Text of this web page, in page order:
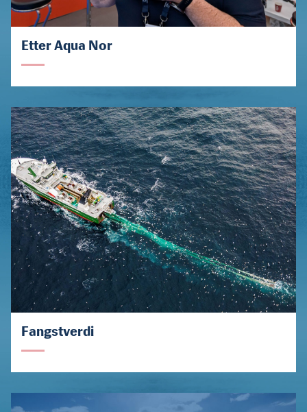
Etter Aqua Nor
Fangstverdi